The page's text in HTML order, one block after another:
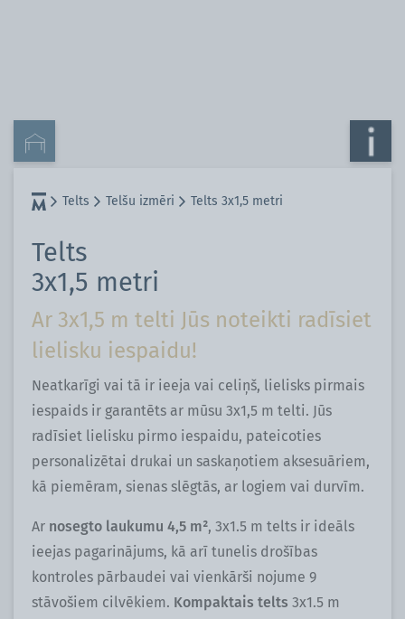
Telts Telšu izmēri Telts 3x1,5 metri
Telts
3x1,5 metri
Ar 3x1,5 m telti Jūs noteikti radīsiet
lielisku iespaidu!
Neatkarīgi vai tā ir ieeja vai celiņš, lielisks pirmais
iespaids ir garantēts ar mūsu 3x1,5 m telti. Jūs
radīsiet lielisku pirmo iespaidu, pateicoties
personalizētai drukai un saskaņotiem aksesuāriem,
kā piemēram, sienas slēgtās, ar logiem vai durvīm.
Ar nosegto laukumu 4,5 m², 3x1.5 m telts ir ideāls
ieejas pagarinājums, kā arī tunelis drošības
kontroles pārbaudei vai vienkārši nojume 9
stāvošiem cilvēkiem. Kompaktais telts 3x1.5 m